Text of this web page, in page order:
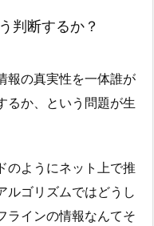
判断するか？
報の真実性を一体誰が
るか、という問題が生
のようにネット上で推
ルゴリズムではどうし
ラインの情報なんてそ